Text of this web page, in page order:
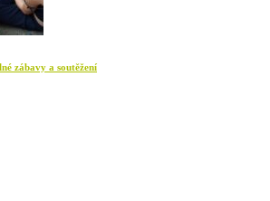
zábavy a soutěžení